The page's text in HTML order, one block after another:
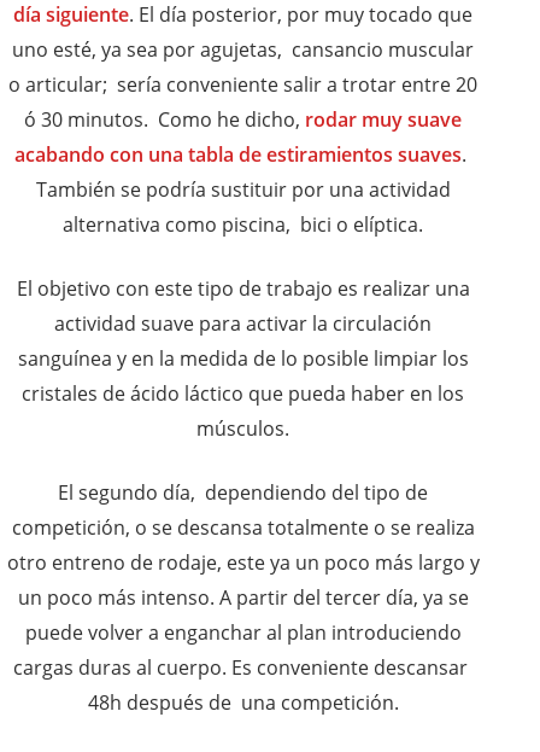
día siguiente. El día posterior, por muy tocado que
uno esté, ya sea por agujetas, cansancio muscular
o articular; sería conveniente salir a trotar entre 20
ó 30 minutos. Como he dicho, rodar muy suave
acabando con una tabla de estiramientos suaves.
También se podría sustituir por una actividad
alternativa como piscina, bici o elíptica.
El objetivo con este tipo de trabajo es realizar una
actividad suave para activar la circulación
sanguínea y en la medida de lo posible limpiar los
cristales de ácido láctico que pueda haber en los
músculos.
El segundo día, dependiendo del tipo de
competición, o se descansa totalmente o se realiza
otro entreno de rodaje, este ya un poco más largo y
un poco más intenso. A partir del tercer día, ya se
puede volver a enganchar al plan introduciendo
cargas duras al cuerpo. Es conveniente descansar
48h después de una competición.